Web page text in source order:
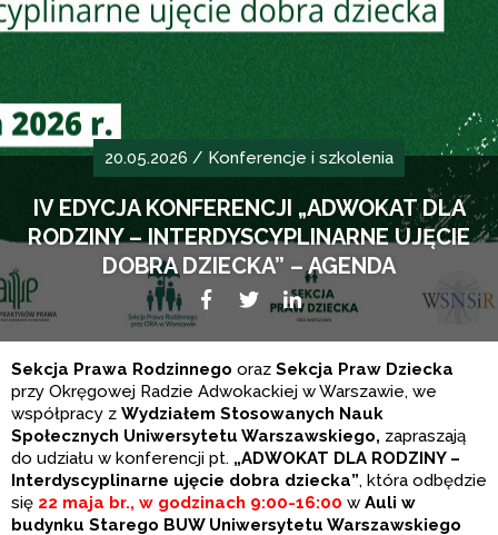
20.05.2026 / Konferencje i szkolenia
IV EDYCJA KONFERENCJI „ADWOKAT DLA
RODZINY – INTERDYSCYPLINARNE UJĘCIE
DOBRA DZIECKA” – AGENDA
Facebook
TwitterLikedIn
Sekcja Prawa Rodzinnego oraz Sekcja Praw Dziecka
przy Okręgowej Radzie Adwokackiej w Warszawie, we
współpracy z Wydziałem Stosowanych Nauk
Społecznych Uniwersytetu Warszawskiego, zapraszają
do udziału w konferencji pt. „ADWOKAT DLA RODZINY –
Interdyscyplinarne ujęcie dobra dziecka”, która odbędzie
się 22 maja br., w godzinach 9:00-16:00 w Auli w
budynku Starego BUW Uniwersytetu Warszawskiego